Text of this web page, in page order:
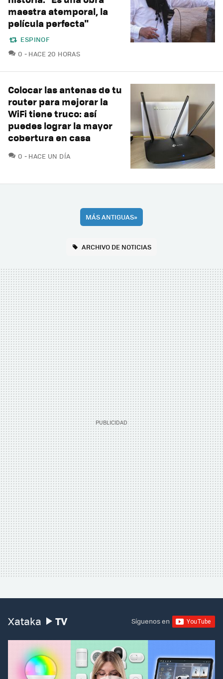
maestra atemporal, la
película perfecta"
ESPINOF
0 COMENTARIOS
HACE 20 HORAS
Colocar las antenas de tu
router para mejorar la
WiFi tiene truco: así
puedes lograr la mayor
cobertura en casa
0 COMENTARIOS
HACE UN DÍA
MÁS ANTIGUAS»
ARCHIVO DE NOTICIAS
Xataka TV Síguenos en